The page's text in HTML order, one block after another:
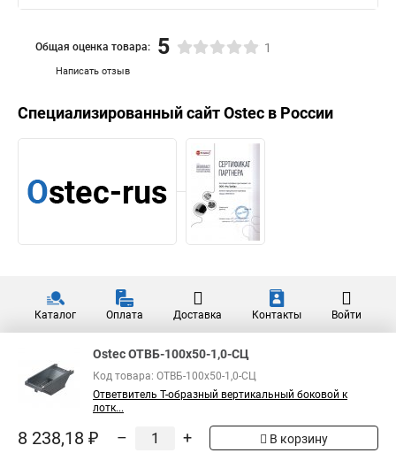
Написать отзыв
Общая оценка товара: 5 1
Специализированный сайтOstec в России
Каталог Оплата Доставка Контакты Войти
Ostec ОТВБ-100х50-1,0-СЦ
Код товара: ОТВБ-100х50-1,0-СЦ
Ответвитель Т-образный вертикальный боковой к
лотк...
8 238,18 ₽ – + В корзину